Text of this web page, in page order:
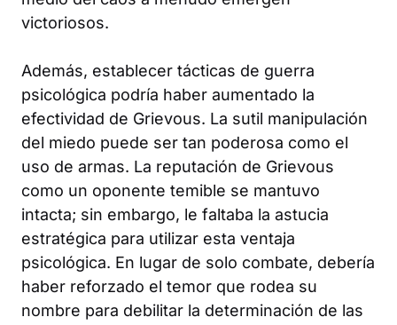
victoriosos.
Además, establecer tácticas de guerra
psicológica podría haber aumentado la
efectividad de Grievous. La sutil manipulación
del miedo puede ser tan poderosa como el
uso de armas. La reputación de Grievous
como un oponente temible se mantuvo
intacta; sin embargo, le faltaba la astucia
estratégica para utilizar esta ventaja
psicológica. En lugar de solo combate, debería
haber reforzado el temor que rodea su
nombre para debilitar la determinación de las